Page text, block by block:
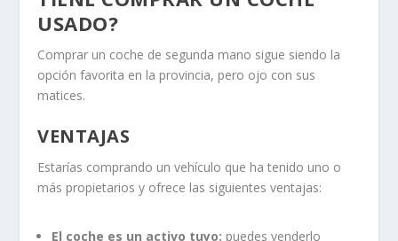
USADO?
Comprar un coche de segunda mano sigue siendo la
opción favorita en la provincia, pero ojo con sus
matices.
VENTAJAS
Estarías comprando un vehículo que ha tenido uno o
más propietarios y ofrece las siguientes ventajas:
El coche es un activo tuyo: puedes venderlo